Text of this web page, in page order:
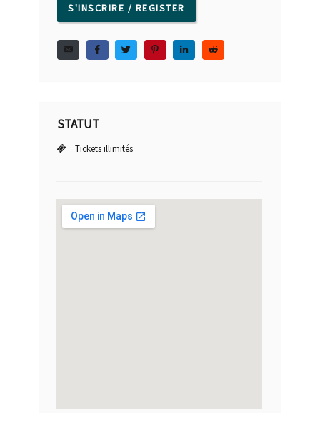
S'INSCRIRE / REGISTER
STATUT
Tickets illimités